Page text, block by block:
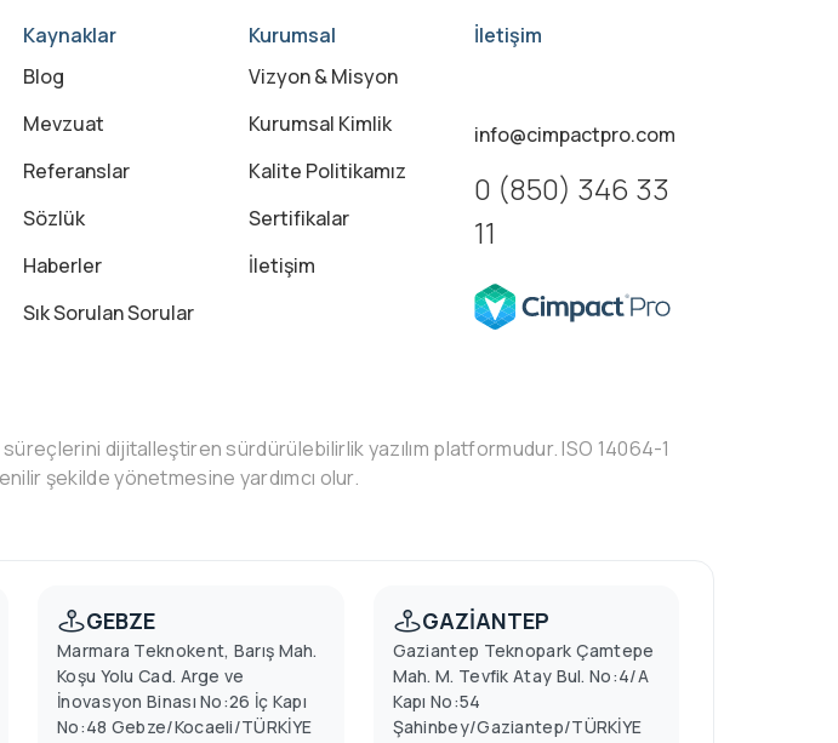
Kaynaklar
Blog
Mevzuat
Referanslar
Sözlük
Haberler
Sık Sorulan Sorular
Kurumsal
Vizyon & Misyon
Kurumsal Kimlik
Kalite Politikamız
Sertifikalar
İletişim
İletişim
info@cimpactpro.com
0 (850) 346 33
11
dijitalleştiren sürdürülebilirlik yazılım platformudur. ISO 14064-1
şekilde yönetmesine yardımcı olur.
GEBZE
Marmara Teknokent, Barış Mah.
Koşu Yolu Cad. Arge ve
İnovasyon Binası No:26 İç Kapı
No:48 Gebze/Kocaeli/TÜRKİYE
GAZİANTEP
Gaziantep Teknopark Çamtepe
Mah. M. Tevfik Atay Bul. No:4/A
Kapı No:54
Şahinbey/Gaziantep/TÜRKİYE